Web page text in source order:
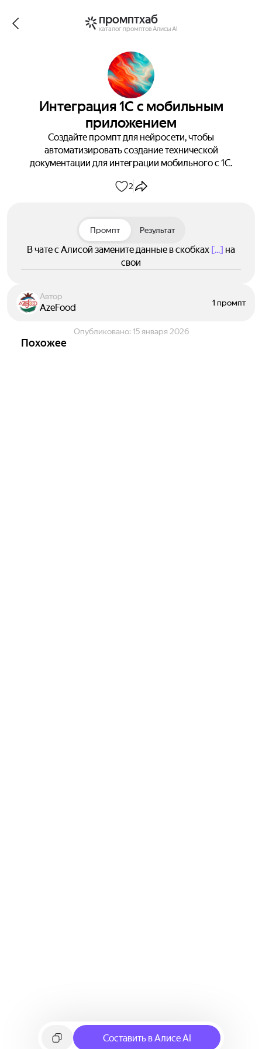
промптхаб
каталог промптов Алисы AI
Интеграция 1С с мобильным
приложением
Создайте промпт для нейросети, чтобы
автоматизировать создание технической
документации для интеграции мобильного с 1С.
2
Промпт Результат
В чате с Алисой замените данные в скобках [...] на
свои
Автор
AzeFood 1 промпт
Опубликовано: 15 января 2026
Похожее
Составить в Алисе AI